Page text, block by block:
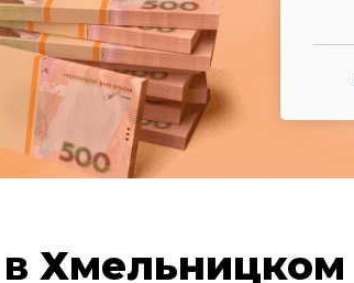
Хмельницком